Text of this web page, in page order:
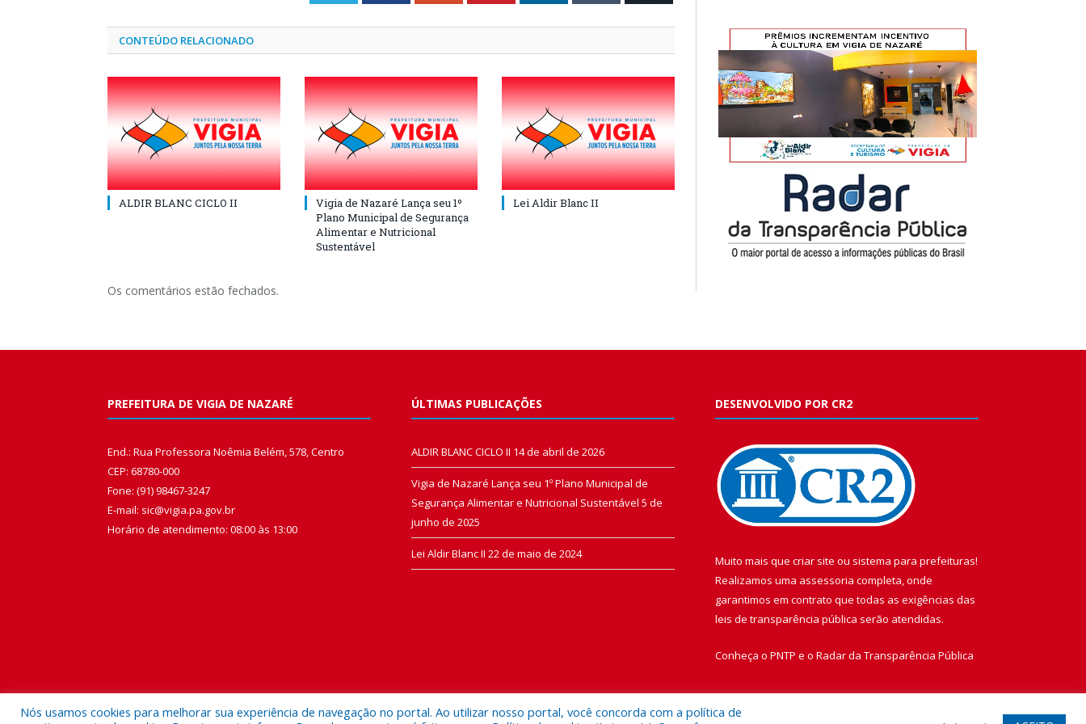
CONTEÚDO RELACIONADO
ALDIR BLANC CICLO II
Vigia de Nazaré Lança seu 1º
Plano Municipal de Segurança
Alimentar e Nutricional
Sustentável
Lei Aldir Blanc II
Os comentários estão fechados.
PREFEITURA DE VIGIA DE NAZARÉ
End.: Rua Professora Noêmia Belém, 578, Centro
CEP: 68780-000
Fone: (91) 98467-3247
E-mail: sic@vigia.pa.gov.br
Horário de atendimento: 08:00 às 13:00
ÚLTIMAS PUBLICAÇÕES
ALDIR BLANC CICLO II 14 de abril de 2026
Vigia de Nazaré Lança seu 1º Plano Municipal de
Segurança Alimentar e Nutricional Sustentável 5 de
junho de 2025
Lei Aldir Blanc II 22 de maio de 2024
DESENVOLVIDO POR CR2
Muito mais que criar site ou sistema para prefeituras!
Realizamos uma assessoria completa, onde
garantimos em contrato que todas as exigências das
leis de transparência pública serão atendidas.
Conheça o PNTP e o Radar da Transparência Pública
Nós usamos cookies para melhorar sua experiência de navegação no portal. Ao utilizar nosso portal, você concorda com a política de